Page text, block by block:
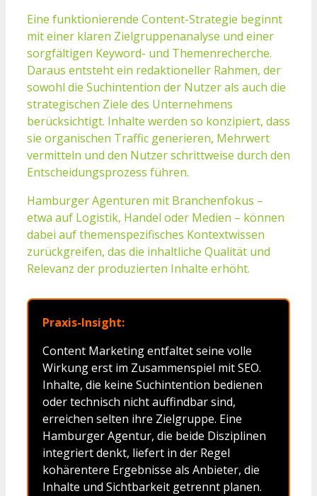
Eine funktionierende Content-Strategie beginnt
mit einer klaren Zielgruppenanalyse und einer
sorgfältigen Keyword- und Themenrecherche.
Daraus entsteht ein redaktioneller Rahmen, der
sowohl die Suchintention der Nutzer als auch die
strategischen Ziele des Unternehmens
berücksichtigt. Inhalte werden so konzipiert, dass
sie organischen Traffic generieren, Mehrwert
vermitteln und den Nutzer schrittweise durch den
Entscheidungsprozess führen.
Hamburger Agenturen mit Branchenfokus –
etwa auf Logistik, Handel oder Medien – können
dabei auf themenspezifisches Kontextwissen
zurückgreifen, das die inhaltliche Qualität und
Relevanz der produzierten Inhalte erhöht.
Praxis-Insight:
Content Marketing entfaltet seine volle
Wirkung erst im Zusammenspiel mit SEO.
Inhalte, die keine Suchintention bedienen
oder technisch nicht auffindbar sind,
erreichen selten ihre Zielgruppe. Eine
Hamburger Agentur, die beide Disziplinen
integriert denkt, liefert in der Regel
kohärentere Ergebnisse als Anbieter, die
Inhalte und Sichtbarkeit getrennt planen.